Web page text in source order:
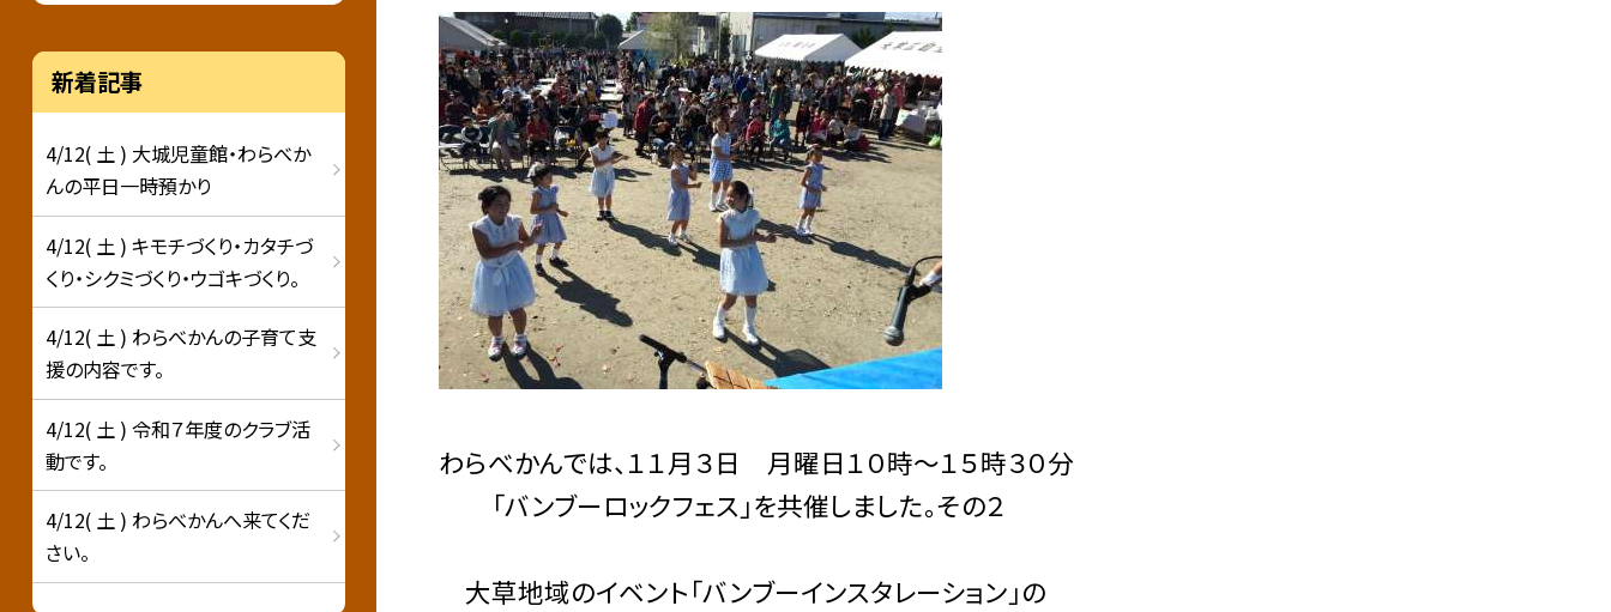
わらべかんでは、１１月３日 月曜日１０時〜１５時３０分
「バンブーロックフェス」を共催しました。その２
大草地域のイベント「バンブーインスタレーション」の
新着記事
4/12( 土 ) 大城児童館・わらべか
んの平日一時預かり
4/12( 土 ) キモチづくり・カタチづ
くり・シクミづくり・ウゴキづくり。
4/12( 土 ) わらべかんの子育て支
援の内容です。
4/12( 土 ) 令和７年度のクラブ活
動です。
4/12( 土 ) わらべかんへ来てくだ
さい。